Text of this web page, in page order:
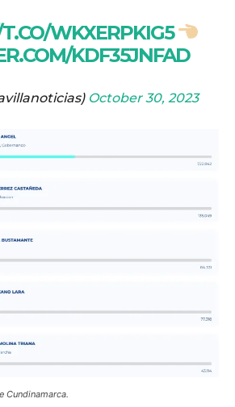
WKXERPKIG5
KDF35JNFAD
October 30, 2023
Cundinamarca.